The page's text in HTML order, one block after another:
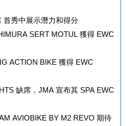
首秀中展示潛力和得分
SERT MOTUL 獲得 EWC
ACTION BIKE 獲得 EWC
缺席，JMA 宣布其 SPA EWC
AVIOBIKE BY M2 REVO 期待